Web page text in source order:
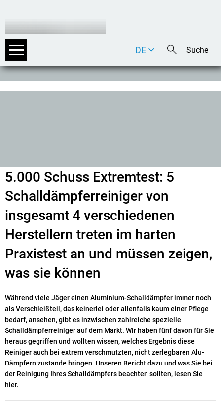
DE
EN
5.000 Schuss Extremtest: 5
Schalldämpferreiniger von
insgesamt 4 verschiedenen
Herstellern treten im harten
Praxistest an und müssen zeigen,
was sie können
Während viele Jäger einen Aluminium-Schalldämpfer immer noch
als Verschleißteil, das keinerlei oder allenfalls kaum einer Pflege
bedarf, ansehen, gibt es inzwischen zahlreiche spezielle
Schalldämpferreiniger auf dem Markt. Wir haben fünf davon für Sie
heraus gegriffen und wollten wissen, welches Ergebnis diese
Reiniger auch bei extrem verschmutzten, nicht zerlegbaren Alu-
Dämpfern zustande bringen. Unseren Bericht dazu und was Sie bei
der Reinigung Ihres Schalldämpfers beachten sollten, lesen Sie
hier.